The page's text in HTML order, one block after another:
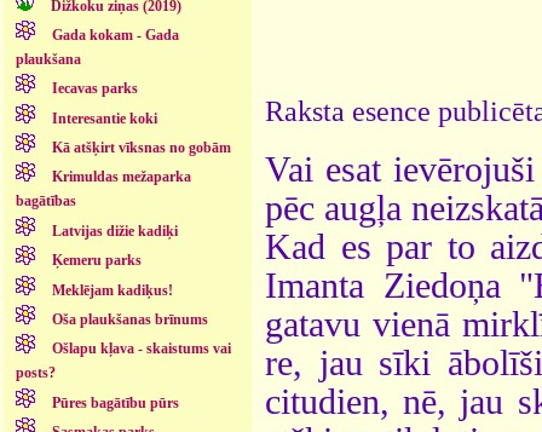
Dižkoku ziņas (2019)
Gada kokam - Gada
plaukšana
Iecavas parks
Interesantie koki
Kā atšķirt vīksnas no gobām
Krimuldas mežaparka
bagātības
Latvijas dižie kadiķi
Ķemeru parks
Meklējam kadiķus!
Oša plaukšanas brīnums
Ošlapu kļava - skaistums vai
posts?
Pūres bagātību pūrs
Raksta esence
Vai esat
pēc augļa
Kad es par to
Imanta Ziedoņa
gatavu vienā
re, jau sīki
citudien, nē, jau